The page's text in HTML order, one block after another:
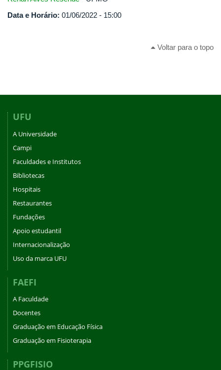
Data e Horário: 01/06/2022 - 15:00
Voltar para o topo
UFU
A Universidade
Campi
Faculdades e Institutos
Bibliotecas
Hospitais
Restaurantes
Fundações
Apoio estudantil
Internacionalização
Uso da marca UFU
FAEFI
A Faculdade
Docentes
Graduação em Educação Física
Graduação em Fisioterapia
PPGFISIO